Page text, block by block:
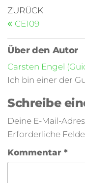
ZURÜCK
CE109
Über den Autor
Carsten Engel
Ich bin einer der
Schreibe
Deine E-Mail-
Erforderliche
Kommentar *